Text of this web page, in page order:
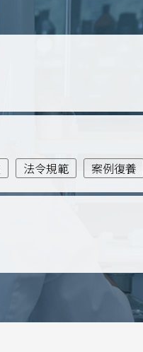
法令規範 案例復養